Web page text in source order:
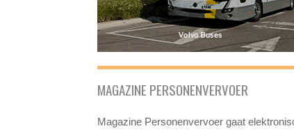
MAGAZINE PERSONENVERVOER
Magazine Personenvervoer gaat